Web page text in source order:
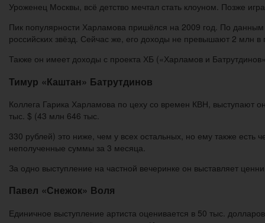
Уроженец Москвы, всё детство мечтал стать клоуном. Позже
Пик популярности Харламова пришёлся на 2009 год. По
российских звёзд. Сейчас же, его доходы не превышают 2 млн
Также он имеет доходы с проекта ХБ («Харламов и
Тимур «Каштан» Батрутдинов
Коллега Гарика Харламова по цеху со времен КВН, выступают
тыс. $ (43 млн 646 тыс.
330 рублей) это ниже, чем у всех остальных, но ему также
неполученные суммы за 3 месяца.
За одно выступление на частной вечеринке он выставляет
Павел «Снежок» Воля
Единичное выступление артиста оценивается в 50 тыс.